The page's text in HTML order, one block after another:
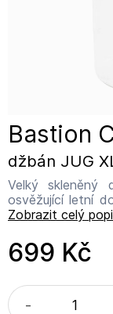
Bastion Collections Skleněný
džbán JUG
Velký skleněný
osvěžující letní
džusy a
mytí jemnou
Název výrobce:
Zobrazit celý
699 Kč
-